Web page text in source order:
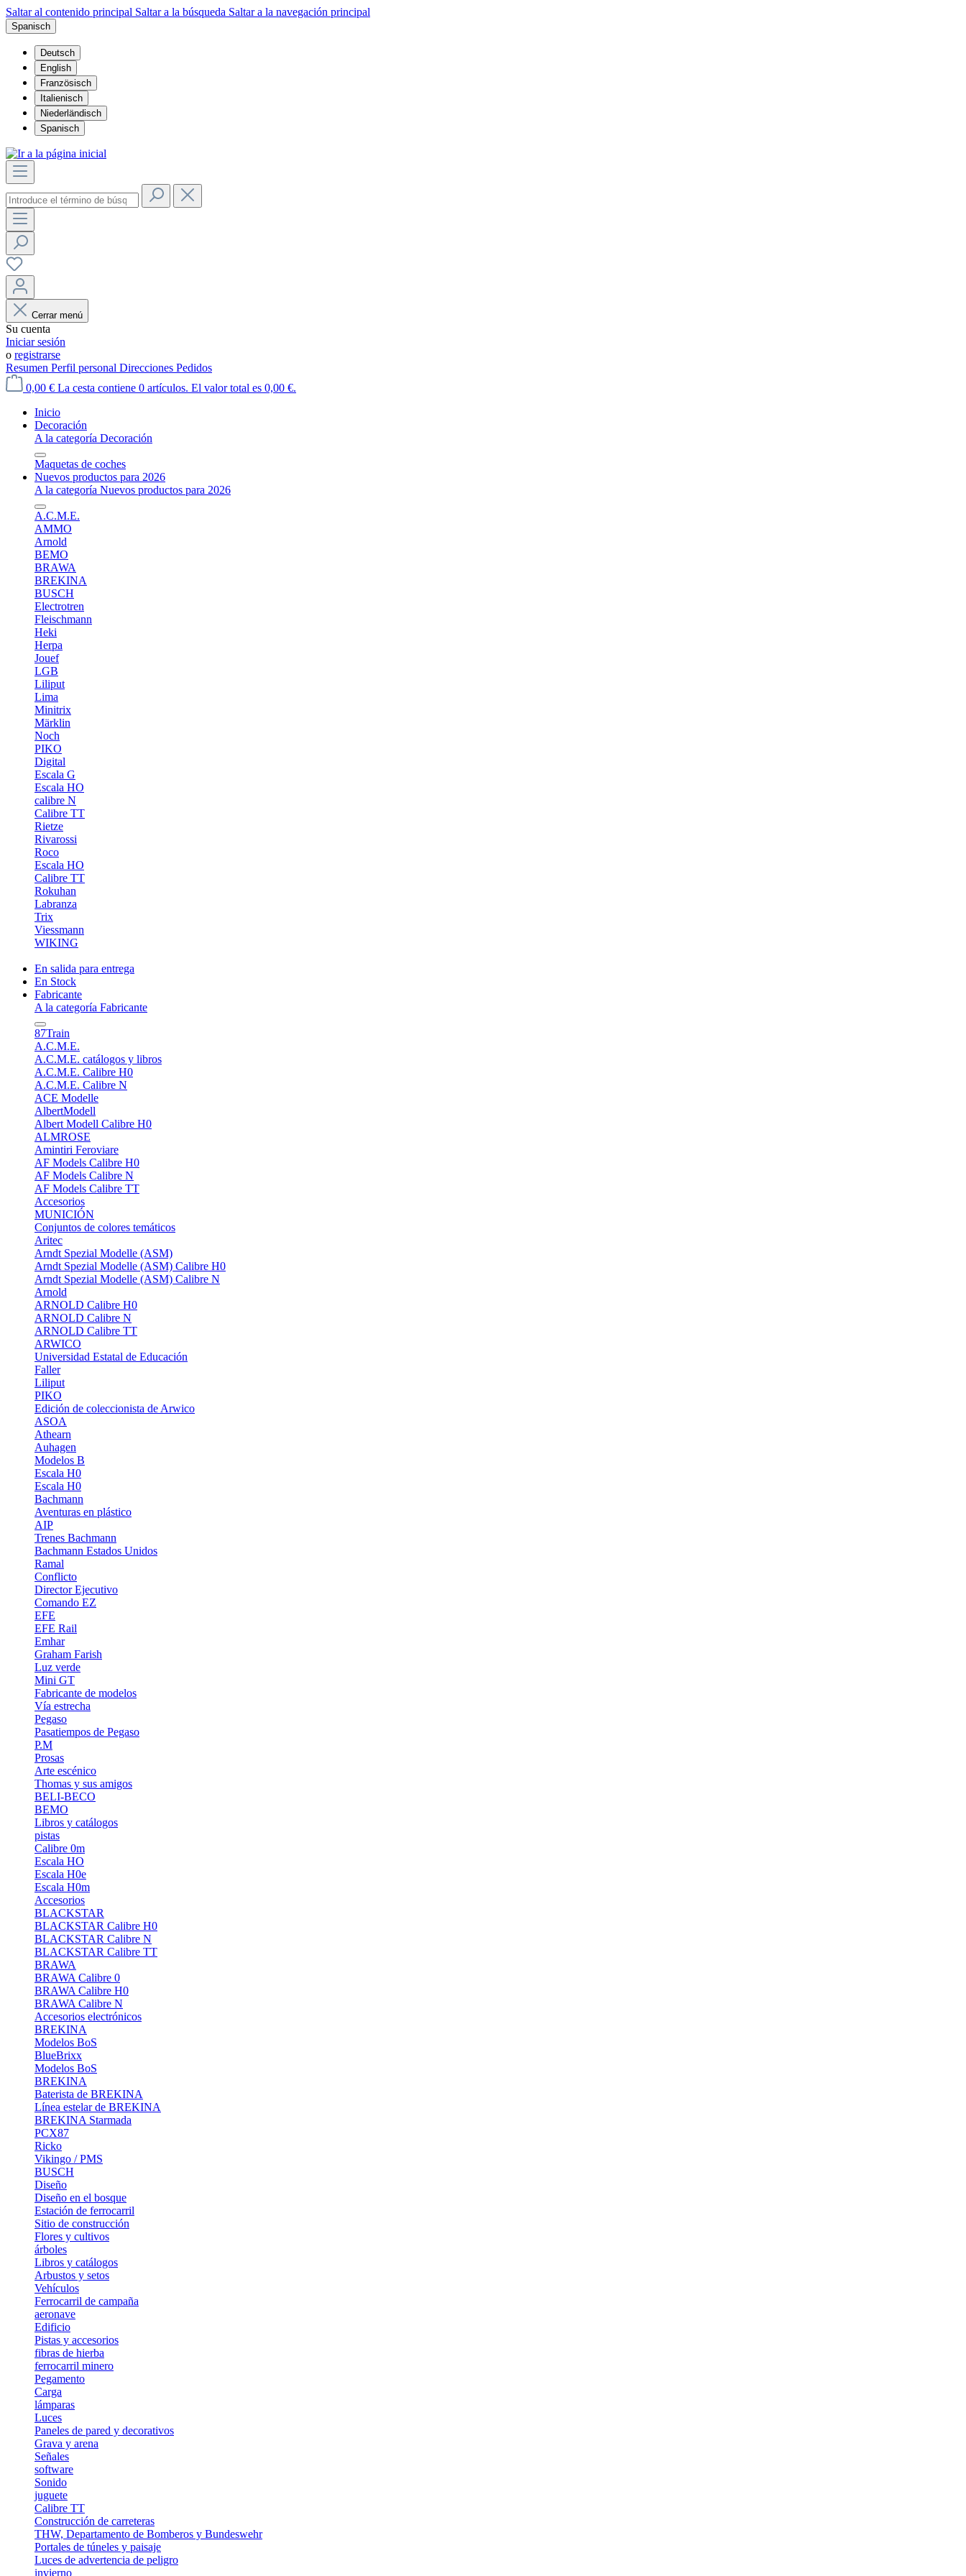
Saltar al contenido principal Saltar a la búsqueda Saltar a la navegación principal
Spanisch
Deutsch
English
Französisch
Italienisch
Niederländisch
Spanisch
Cerrar menú
Su cuenta
Iniciar sesión
o registrarse
Resumen Perfil personal Direcciones Pedidos
0,00 € La cesta contiene 0 artículos. El valor total es 0,00 €.
Inicio
Decoración
A la categoría Decoración
Maquetas de coches
Nuevos productos para 2026
A la categoría Nuevos productos para 2026
A.C.M.E.
AMMO
Arnold
BEMO
BRAWA
BREKINA
BUSCH
Electrotren
Fleischmann
Heki
Herpa
Jouef
LGB
Liliput
Lima
Minitrix
Märklin
Noch
PIKO
Digital
Escala G
Escala HO
calibre N
Calibre TT
Rietze
Rivarossi
Roco
Escala HO
Calibre TT
Rokuhan
Labranza
Trix
Viessmann
WIKING
En salida para entrega
En Stock
Fabricante
A la categoría Fabricante
87Train
A.C.M.E.
A.C.M.E. catálogos y libros
A.C.M.E. Calibre H0
A.C.M.E. Calibre N
ACE Modelle
AlbertModell
Albert Modell Calibre H0
ALMROSE
Amintiri Feroviare
AF Models Calibre H0
AF Models Calibre N
AF Models Calibre TT
Accesorios
MUNICIÓN
Conjuntos de colores temáticos
Aritec
Arndt Spezial Modelle (ASM)
Arndt Spezial Modelle (ASM) Calibre H0
Arndt Spezial Modelle (ASM) Calibre N
Arnold
ARNOLD Calibre H0
ARNOLD Calibre N
ARNOLD Calibre TT
ARWICO
Universidad Estatal de Educación
Faller
Liliput
PIKO
Edición de coleccionista de Arwico
ASOA
Athearn
Auhagen
Modelos B
Escala H0
Escala H0
Bachmann
Aventuras en plástico
AIP
Trenes Bachmann
Bachmann Estados Unidos
Ramal
Conflicto
Director Ejecutivo
Comando EZ
EFE
EFE Rail
Emhar
Graham Farish
Luz verde
Mini GT
Fabricante de modelos
Vía estrecha
Pegaso
Pasatiempos de Pegaso
P.M
Prosas
Arte escénico
Thomas y sus amigos
BELI-BECO
BEMO
Libros y catálogos
pistas
Calibre 0m
Escala HO
Escala H0e
Escala H0m
Accesorios
BLACKSTAR
BLACKSTAR Calibre H0
BLACKSTAR Calibre N
BLACKSTAR Calibre TT
BRAWA
BRAWA Calibre 0
BRAWA Calibre H0
BRAWA Calibre N
Accesorios electrónicos
BREKINA
Modelos BoS
BlueBrixx
Modelos BoS
BREKINA
Baterista de BREKINA
Línea estelar de BREKINA
BREKINA Starmada
PCX87
Ricko
Vikingo / PMS
BUSCH
Diseño
Diseño en el bosque
Estación de ferrocarril
Sitio de construcción
Flores y cultivos
árboles
Libros y catálogos
Arbustos y setos
Vehículos
Ferrocarril de campaña
aeronave
Edificio
Pistas y accesorios
fibras de hierba
ferrocarril minero
Pegamento
Carga
lámparas
Luces
Paneles de pared y decorativos
Grava y arena
Señales
software
Sonido
juguete
Calibre TT
Construcción de carreteras
THW, Departamento de Bomberos y Bundeswehr
Portales de túneles y paisaje
Luces de advertencia de peligro
invierno